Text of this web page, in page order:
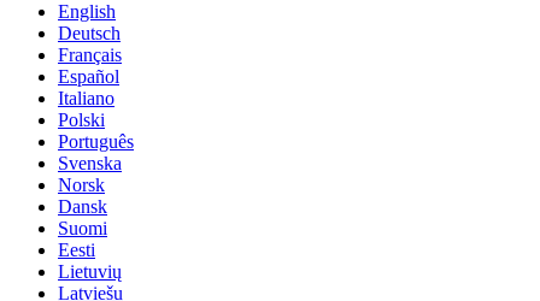
English
Deutsch
Français
Español
Italiano
Polski
Português
Svenska
Norsk
Dansk
Suomi
Eesti
Lietuvių
Latviešu